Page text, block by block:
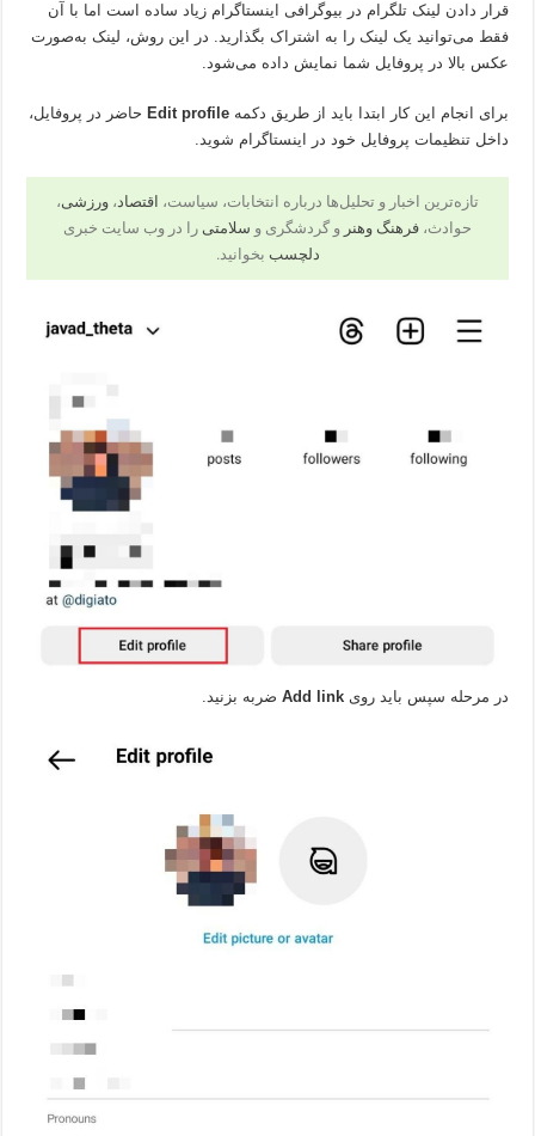
قرار دادن لینک تلگرام در بیوگرافی اینستاگرام زیاد ساده است اما با آن
فقط می‌توانید یک لینک را به اشتراک بگذارید. در این روش، لینک به‌صورت
عکس بالا در پروفایل شما نمایش داده می‌شود.
برای انجام این کار ابتدا باید از طریق دکمهEdit profile حاضر در پروفایل،
داخل تنظیمات پروفایل خود در اینستاگرام شوید.
تازه‌ترین اخبار و تحلیل‌ها درباره انتخابات، سیاست، اقتصاد، ورزشی،
حوادث، فرهنگ وهنر و گردشگری و سلامتی را در وب سایت خبری
دلچسب بخوانید.
در مرحله سپس باید رویAdd link ضربه بزنید.